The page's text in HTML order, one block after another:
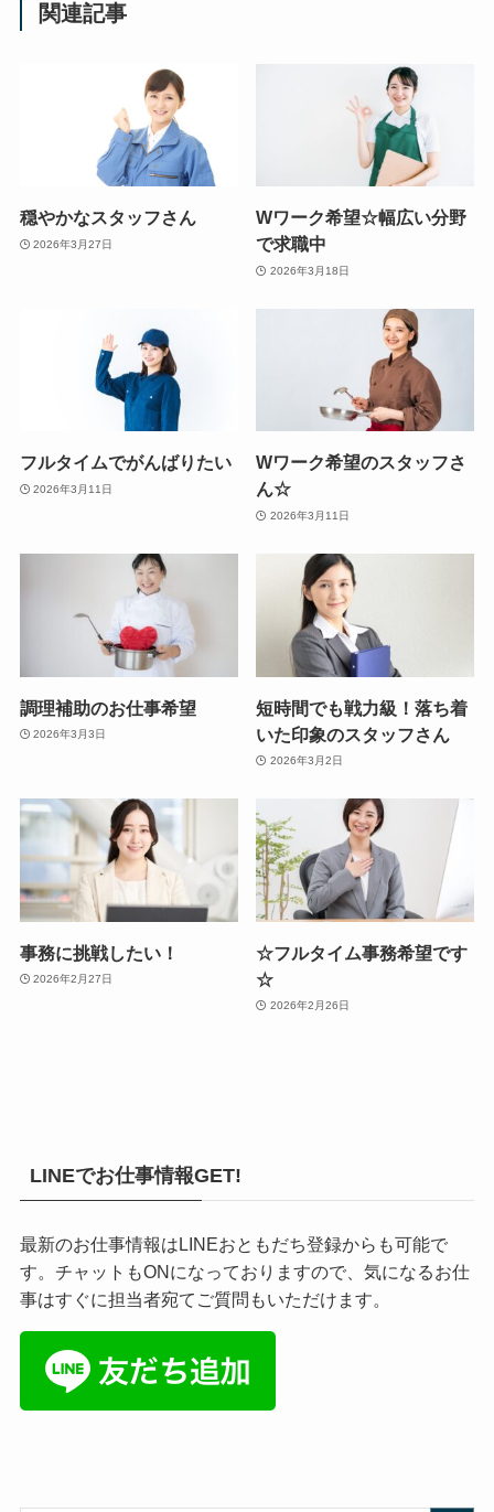
関連記事
穏やかなスタッフさん
2026年3月27日
Wワーク希望☆幅広い分野
で求職中
2026年3月18日
フルタイムでがんばりたい
2026年3月11日
Wワーク希望のスタッフさ
ん☆
2026年3月11日
調理補助のお仕事希望
2026年3月3日
短時間でも戦力級！落ち着
いた印象のスタッフさん
2026年3月2日
事務に挑戦したい！
2026年2月27日
☆フルタイム事務希望です
☆
2026年2月26日
LINEでお仕事情報GET!
最新のお仕事情報はLINEおともだち登録からも可能で
す。チャットもONになっておりますので、気になるお仕
事はすぐに担当者宛てご質問もいただけます。